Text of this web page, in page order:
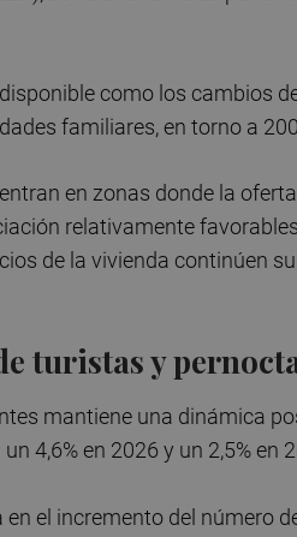
como los cambios
familiares, en torno a
en zonas donde la
relativamente
de la vivienda continúen
turistas y
mantiene una dinámica
4,6% en 2026 y un 2,5% en
el incremento del número